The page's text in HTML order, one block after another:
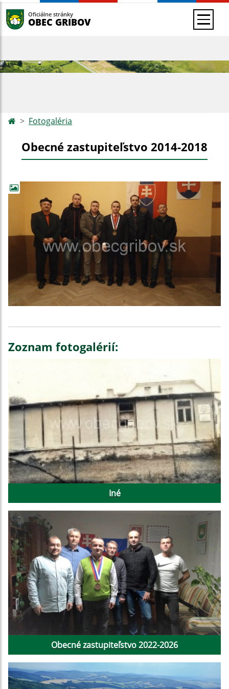
Oficiálne stránky
OBEC GRIBOV
Fotogaléria
Obecné zastupiteľstvo 2014-2018
Zoznam fotogalérií:
Iné
Obecné zastupiteľstvo 2022-2026